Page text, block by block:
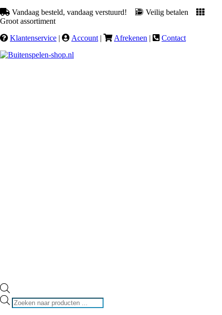
Vandaag besteld, vandaag verstuurd!
Veilig betalen
Groot assortiment
Klantenservice | Account | Afrekenen | Contact
Producten
zoeken